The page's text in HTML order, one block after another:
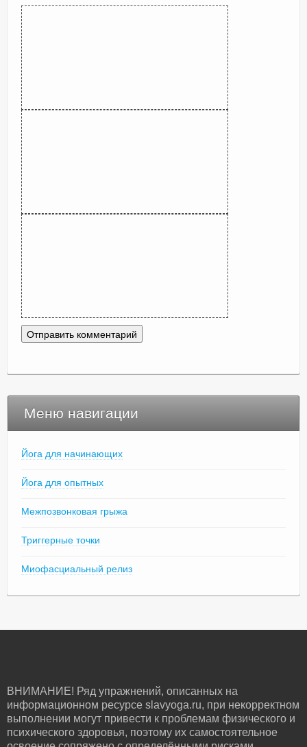
Меню навигации
Йога для начинающих
Йога для опытных
Межпозвонковая грыжа
Триггерные точки
Миофасциальный релиз
ВНИМАНИЕ! Ряд упражнений, описанных на
информационном ресурсе slavyoga.ru, при некорректном
выполнении могут привести к проблемам физического и
психического здоровья, поэтому их самостоятельное